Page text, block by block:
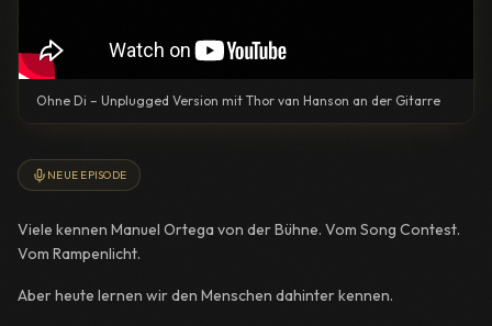
Ohne Di – Unplugged Version mit Thor van Hanson an der Gitarre
NEUE EPISODE
Viele kennen Manuel Ortega von der Bühne. Vom Song Contest.
Vom Rampenlicht.
Aber heute lernen wir den Menschen dahinter kennen.